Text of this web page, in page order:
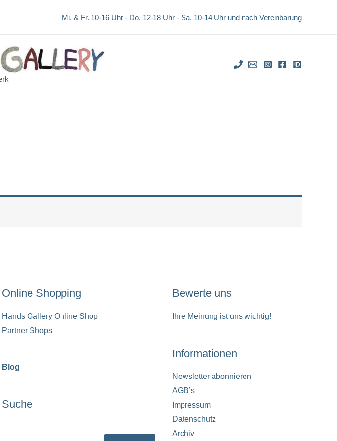
Mi. & Fr. 10-16 Uhr - Do. 12-18 Uhr - Sa. 10-14 Uhr und nach Vereinbarung
Online Shopping
Hands Gallery Online Shop
Partner Shops
Blog
Suche
Bewerte uns
Ihre Meinung ist uns wichtig!
Informationen
Newsletter abonnieren
AGB’s
Impressum
Datenschutz
Archiv